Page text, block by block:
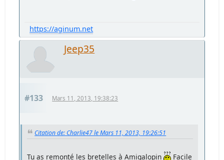
https://aginum.net
Jeep35
#133 Mars 11, 2013, 19:38:23
Citation de: Charlie47 le Mars 11, 2013, 19:26:51
Tu as remonté les bretelles à Amigalopin
Facile